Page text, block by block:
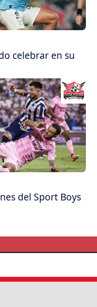
celebrar en su
del Sport Boys